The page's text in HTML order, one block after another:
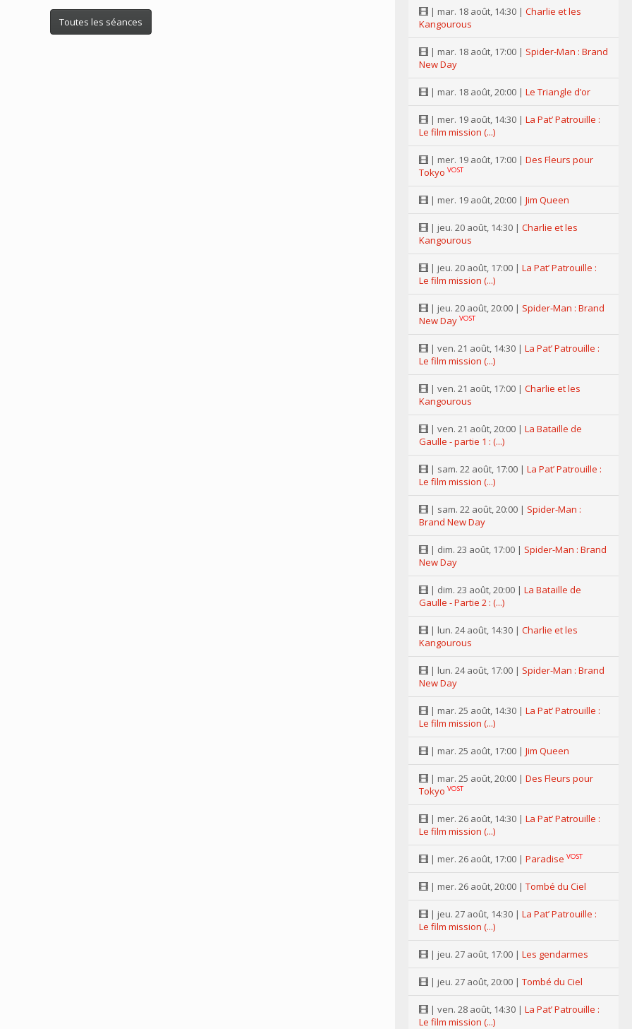
Toutes les séances
| mar. 18 août, 14:30 | Charlie et les
Kangourous
| mar. 18 août, 17:00 | Spider-Man : Brand
New Day
| mar. 18 août, 20:00 | Le Triangle d’or
| mer. 19 août, 14:30 | La Pat’ Patrouille :
Le film mission (...)
| mer. 19 août, 17:00 | Des Fleurs pour
Tokyo VOST
| mer. 19 août, 20:00 | Jim Queen
| jeu. 20 août, 14:30 | Charlie et les
Kangourous
| jeu. 20 août, 17:00 | La Pat’ Patrouille :
Le film mission (...)
| jeu. 20 août, 20:00 | Spider-Man : Brand
New Day VOST
| ven. 21 août, 14:30 | La Pat’ Patrouille :
Le film mission (...)
| ven. 21 août, 17:00 | Charlie et les
Kangourous
| ven. 21 août, 20:00 | La Bataille de
Gaulle - partie 1 : (...)
| sam. 22 août, 17:00 | La Pat’ Patrouille :
Le film mission (...)
| sam. 22 août, 20:00 | Spider-Man :
Brand New Day
| dim. 23 août, 17:00 | Spider-Man : Brand
New Day
| dim. 23 août, 20:00 | La Bataille de
Gaulle - Partie 2 : (...)
| lun. 24 août, 14:30 | Charlie et les
Kangourous
| lun. 24 août, 17:00 | Spider-Man : Brand
New Day
| mar. 25 août, 14:30 | La Pat’ Patrouille :
Le film mission (...)
| mar. 25 août, 17:00 | Jim Queen
| mar. 25 août, 20:00 | Des Fleurs pour
Tokyo VOST
| mer. 26 août, 14:30 | La Pat’ Patrouille :
Le film mission (...)
| mer. 26 août, 17:00 | Paradise VOST
| mer. 26 août, 20:00 | Tombé du Ciel
| jeu. 27 août, 14:30 | La Pat’ Patrouille :
Le film mission (...)
| jeu. 27 août, 17:00 | Les gendarmes
| jeu. 27 août, 20:00 | Tombé du Ciel
| ven. 28 août, 14:30 | La Pat’ Patrouille :
Le film mission (...)